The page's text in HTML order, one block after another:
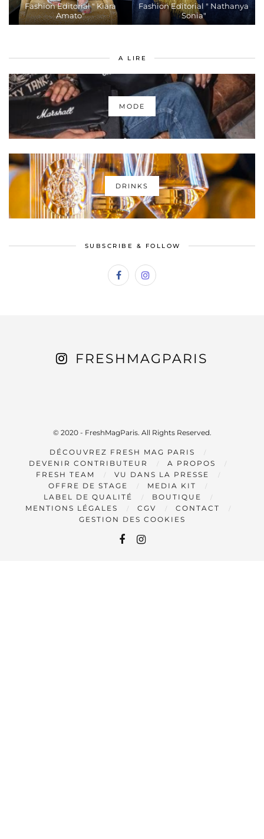
Fashion Editorial " Kiara
Amato"
Fashion Editorial " Nathanya
Sonia"
A LIRE
MODE
DRINKS
SUBSCRIBE & FOLLOW
FRESHMAGPARIS
© 2020 - FreshMagParis. All Rights Reserved.
DÉCOUVREZ FRESH MAG PARIS
DEVENIR CONTRIBUTEUR
A PROPOS
FRESH TEAM
VU DANS LA PRESSE
OFFRE DE STAGE
MEDIA KIT
LABEL DE QUALITÉ
BOUTIQUE
MENTIONS LÉGALES
CGV
CONTACT
GESTION DES COOKIES